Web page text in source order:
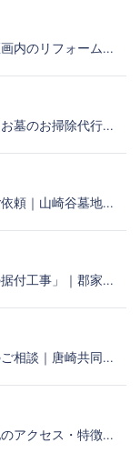
内のリフォーム...
墓のお掃除代行...
頼｜山崎谷墓地...
付工事」｜郡家...
相談｜唐崎共同...
アクセス・特徴...